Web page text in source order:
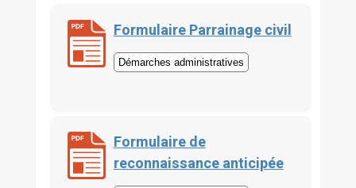
Formulaire Parrainage civil
Démarches administratives
Formulaire de
reconnaissance anticipée